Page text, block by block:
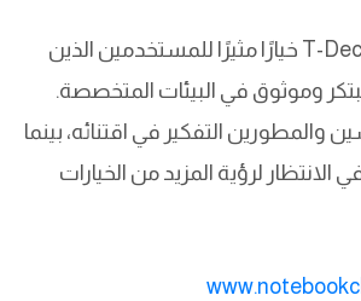
يعتبر هاتف T-Deck Max خيارًا مثيرًا للمستخدمين الذين
وموثوق في البيئات المتخصصة.
والمطورين التفكير في اقتنائه، بينما
لرؤية المزيد من الخيارات